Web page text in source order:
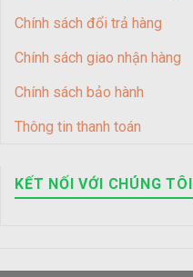
Chính sách đổi trả hàng
Chính sách giao nhận hàng
Chính sách bảo hành
Thông tin thanh toán
KẾT NỐI VỚI CHÚNG TÔI